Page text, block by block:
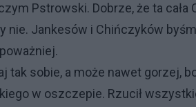
Pstrowski. Dobrze, że ta
nie. Jankesów i Chińczyków
tak sobie, a może nawet gorzej,
w oszczepie. Rzucił